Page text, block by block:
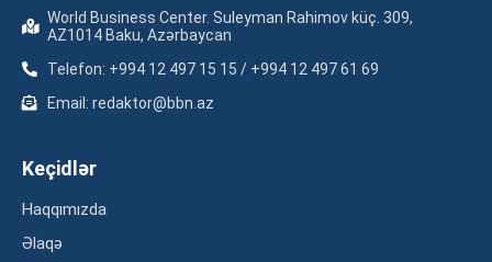
World Business Center. Suleyman Rahimov küç. 309,
AZ1014 Baku, Azərbaycan
Telefon: +994 12 497 15 15 / +994 12 497 61 69
Email: redaktor@bbn.az
Keçidlər
Haqqımızda
Əlaqə